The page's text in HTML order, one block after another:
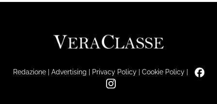
Redazione| Advertising | Privacy Policy| Cookie Policy|